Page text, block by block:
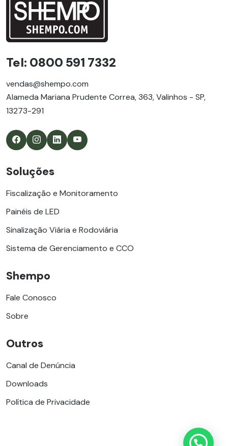
Tel: 0800 591 7332
vendas@shempo.com
Alameda Mariana Prudente Correa, 363, Valinhos - SP,
13273-291
Soluções
Fiscalização e Monitoramento
Painéis de LED
Sinalização Viária e Rodoviária
Sistema de Gerenciamento e CCO
Shempo
Fale Conosco
Sobre
Outros
Canal de Denúncia
Downloads
Política de Privacidade